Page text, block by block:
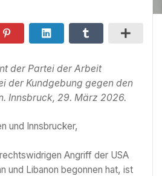
der Partei der Arbeit
der Kundgebung gegen den
Innsbruck, 29. März 2026.
und Innsbrucker,
Angriff der USA
und Libanon begonnen hat, ist